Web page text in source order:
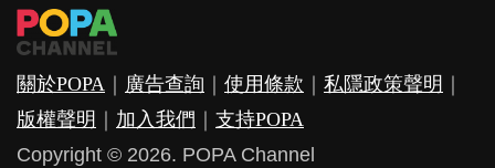
關於POPA ｜ 廣告查詢 ｜ 使用條款 ｜ 私隱政策聲明 ｜
版權聲明 ｜ 加入我們 ｜ 支持POPA
Copyright © 2026. POPA Channel